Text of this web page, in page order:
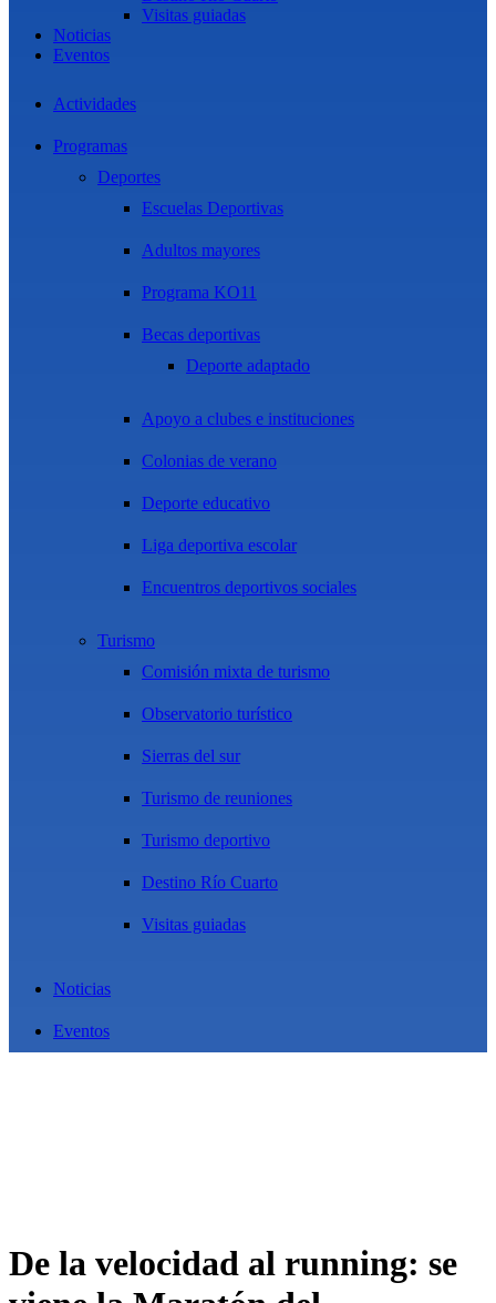
Visitas guiadas
Noticias
Eventos
Actividades
Programas
Deportes
Escuelas Deportivas
Adultos mayores
Programa KO11
Becas deportivas
Deporte adaptado
Apoyo a clubes e instituciones
Colonias de verano
Deporte educativo
Liga deportiva escolar
Encuentros deportivos sociales
Turismo
Comisión mixta de turismo
Observatorio turístico
Sierras del sur
Turismo de reuniones
Turismo deportivo
Destino Río Cuarto
Visitas guiadas
Noticias
Eventos
De la velocidad al running: se